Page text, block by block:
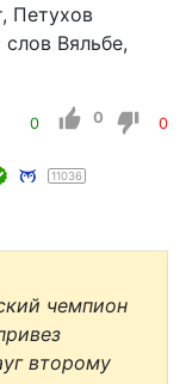
Петухов
Вяльбе,
0 0 0
11036
чемпион
второму